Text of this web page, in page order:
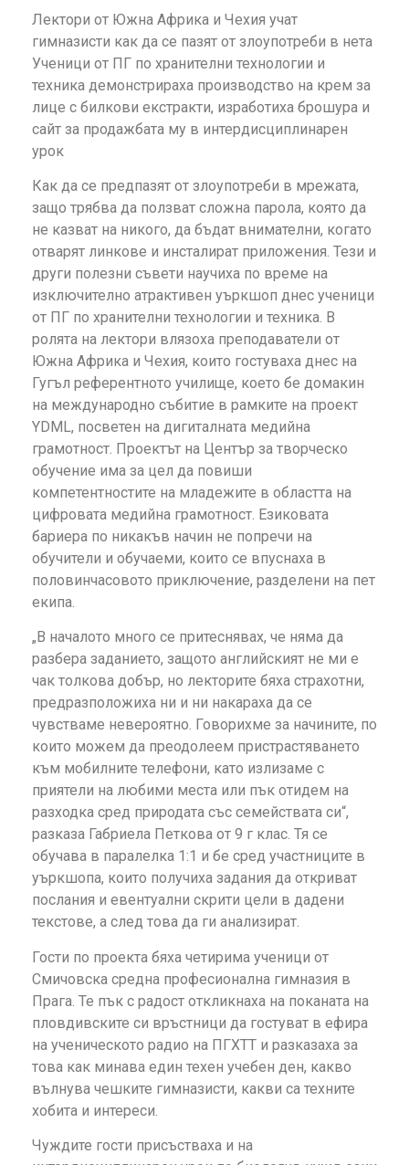
Лектори от Южна Африка и Чехия учат
гимназисти как да се пазят от злоупотреби в нета
Ученици от ПГ по хранителни технологии и
техника демонстрираха производство на крем за
лице с билкови екстракти, изработиха брошура и
сайт за продажбата му в интердисциплинарен
урок
Как да се предпазят от злоупотреби в мрежата,
защо трябва да ползват сложна парола, която да
не казват на никого, да бъдат внимателни, когато
отварят линкове и инсталират приложения. Тези и
други полезни съвети научиха по време на
изключително атрактивен уъркшоп днес ученици
от ПГ по хранителни технологии и техника. В
ролята на лектори влязоха преподаватели от
Южна Африка и Чехия, които гостуваха днес на
Гугъл референтното училище, което бе домакин
на международно събитие в рамките на проект
YDML, посветен на дигиталната медийна
грамотност. Проектът на Център за творческо
обучение има за цел да повиши
компетентностите на младежите в областта на
цифровата медийна грамотност. Езиковата
бариера по никакъв начин не попречи на
обучители и обучаеми, които се впуснаха в
половинчасовото приключение, разделени на пет
екипа.
„В началото много се притеснявах, че няма да
разбера заданието, защото английският не ми е
чак толкова добър, но лекторите бяха страхотни,
предразположиха ни и ни накараха да се
чувстваме невероятно. Говорихме за начините, по
които можем да преодолеем пристрастяването
към мобилните телефони, като излизаме с
приятели на любими места или пък отидем на
разходка сред природата със семействата си“,
разказа Габриела Петкова от 9 г клас. Тя се
обучава в паралелка 1:1 и бе сред участниците в
уъркшопа, които получиха задания да откриват
послания и евентуални скрити цели в дадени
текстове, а след това да ги анализират.
Гости по проекта бяха четирима ученици от
Смичовска средна професионална гимназия в
Прага. Те пък с радост откликнаха на поканата на
пловдивските си връстници да гостуват в ефира
на ученическото радио на ПГХТТ и разказаха за
това как минава един техен учебен ден, какво
вълнува чешките гимназисти, какви са техните
хобита и интереси.
Чуждите гости присъстваха и на